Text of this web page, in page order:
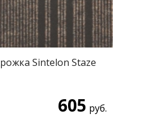
Sintelon Staze
605 руб.